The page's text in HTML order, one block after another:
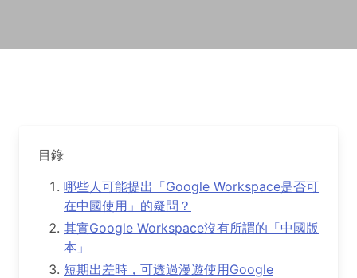
目錄
哪些人可能提出「Google Workspace是否可
在中國使用」的疑問？
其實Google Workspace沒有所謂的「中國版
本」
短期出差時，可透過漫遊使用Google